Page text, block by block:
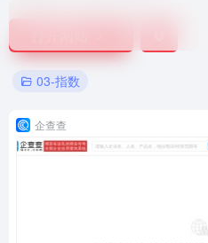
03-指数
企查查